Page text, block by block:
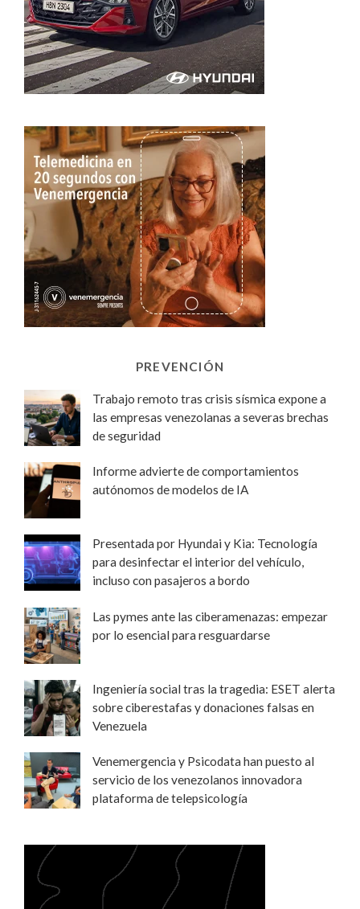
PREVENCIÓN
Trabajo remoto tras crisis sísmica expone a
las empresas venezolanas a severas brechas
de seguridad
Informe advierte de comportamientos
autónomos de modelos de IA
Presentada por Hyundai y Kia: Tecnología
para desinfectar el interior del vehículo,
incluso con pasajeros a bordo
Las pymes ante las ciberamenazas: empezar
por lo esencial para resguardarse
Ingeniería social tras la tragedia: ESET alerta
sobre ciberestafas y donaciones falsas en
Venezuela
Venemergencia y Psicodata han puesto al
servicio de los venezolanos innovadora
plataforma de telepsicología